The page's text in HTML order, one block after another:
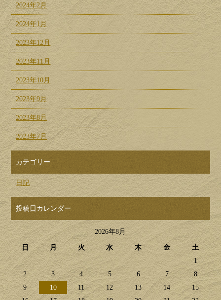
2024年2月
2024年1月
2023年12月
2023年11月
2023年10月
2023年9月
2023年8月
2023年7月
カテゴリー
日記
投稿日カレンダー
2026年8月
日 月 火 水 木 金
土
1
2
3 4 5 6 7
8
9
10 11 12 13 14
15